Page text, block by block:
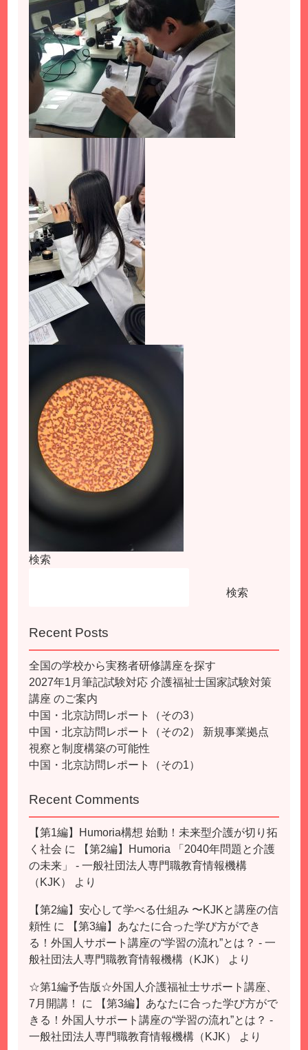
検索
検索
Recent Posts
全国の学校から実務者研修講座を探す
2027年1月筆記試験対応 介護福祉士国家試験対策
講座 のご案内
中国・北京訪問レポート（その3）
中国・北京訪問レポート（その2） 新規事業拠点
視察と制度構築の可能性
中国・北京訪問レポート（その1）
Recent Comments
【第1編】Humoria構想 始動！未来型介護が切り拓
く社会 に
【第2編】Humoria 「2040年問題と介護
の未来」 - 一般社団法人専門職教育情報機構
（KJK）
より
【第2編】安心して学べる仕組み 〜KJKと講座の信
頼性 に
【第3編】あなたに合った学び方ができ
る！外国人サポート講座の“学習の流れ”とは？ - 一
般社団法人専門職教育情報機構（KJK）
より
☆第1編予告版☆外国人介護福祉士サポート講座、
7月開講！
に
【第3編】あなたに合った学び方がで
きる！外国人サポート講座の“学習の流れ”とは？ -
一般社団法人専門職教育情報機構（KJK）
より